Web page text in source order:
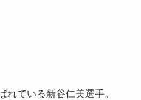
ている新谷仁美選手。